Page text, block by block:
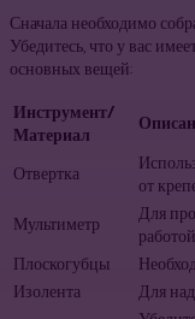
Сначала необходимо
Убедитесь, что у вас
основных вещей:
Инструмент/
Материал
Отвертка
от
Мультиметр
Для
работой.
Плоскогубцы
Изолента
Для